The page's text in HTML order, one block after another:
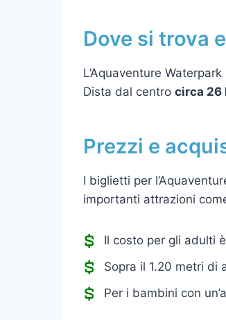
Dove si trova
L’Aquaventure
Dista dal centro circa 26
Prezzi e
I biglietti per
importanti attrazioni
Il costo per gli adulti
Sopra il 1.20 metri di
Per i bambini con